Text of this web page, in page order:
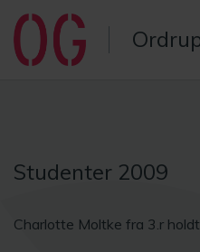
Studenter 2009
Charlotte Moltke fra 3.r holdt